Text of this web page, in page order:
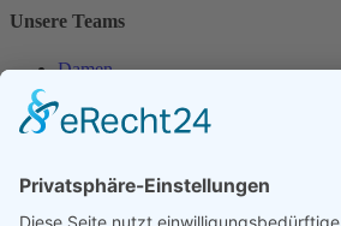
Unsere Teams
Damen
Herren
Herren 30
Unsere Jugend